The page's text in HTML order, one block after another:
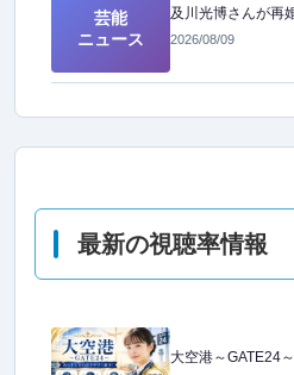
芸能
ニュース
2026/08/09
最新の視聴率情報
大空港～GATE24～